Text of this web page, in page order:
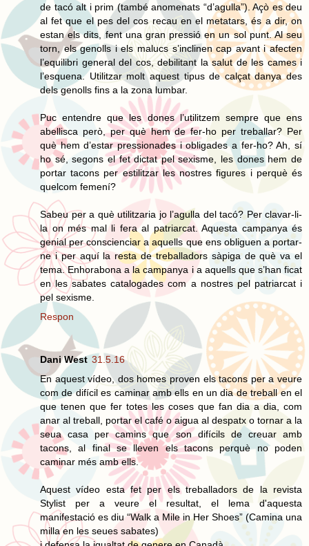
de tacó alt i prim (també anomenats “d’agulla”). Açò es deu
al fet que el pes del cos recau en el metatars, és a dir, on
estan els dits, fent una gran pressió en un sol punt. Al seu
torn, els genolls i els malucs s’inclinen cap avant i afecten
l’equilibri general del cos, debilitant la salut de les cames i
l’esquena. Utilitzar molt aquest tipus de calçat danya des
dels genolls fins a la zona lumbar.
Puc entendre que les dones l’utilitzem sempre que ens
abellisca però, per què hem de fer-ho per treballar? Per
què hem d’estar pressionades i obligades a fer-ho? Ah, sí
ho sé, segons el fet dictat pel sexisme, les dones hem de
portar tacons per estilitzar les nostres figures i perquè és
quelcom femení?
Sabeu per a què utilitzaria jo l’agulla del tacó? Per clavar-li-
la on més mal li fera al patriarcat. Aquesta campanya és
genial per conscienciar a aquells que ens obliguen a portar-
ne i per aquí la resta de treballadors sàpiga de què va el
tema. Enhorabona a la campanya i a aquells que s’han ficat
en les sabates catalogades com a nostres pel patriarcat i
pel sexisme.
Respon
Dani West 31.5.16
En aquest vídeo, dos homes proven els tacons per a veure
com de difícil es caminar amb ells en un dia de treball en el
que tenen que fer totes les coses que fan dia a dia, com
anar al treball, portar el café o aigua al despatx o tornar a la
seua casa per camins que son difícils de creuar amb
tacons, al final se lleven els tacons perquè no poden
caminar més amb ells.
Aquest vídeo esta fet per els treballadors de la revista
Stylist per a veure el resultat, el lema d'aquesta
manifestació es diu “Walk a Mile in Her Shoes” (Camina una
milla en les seues sabates)